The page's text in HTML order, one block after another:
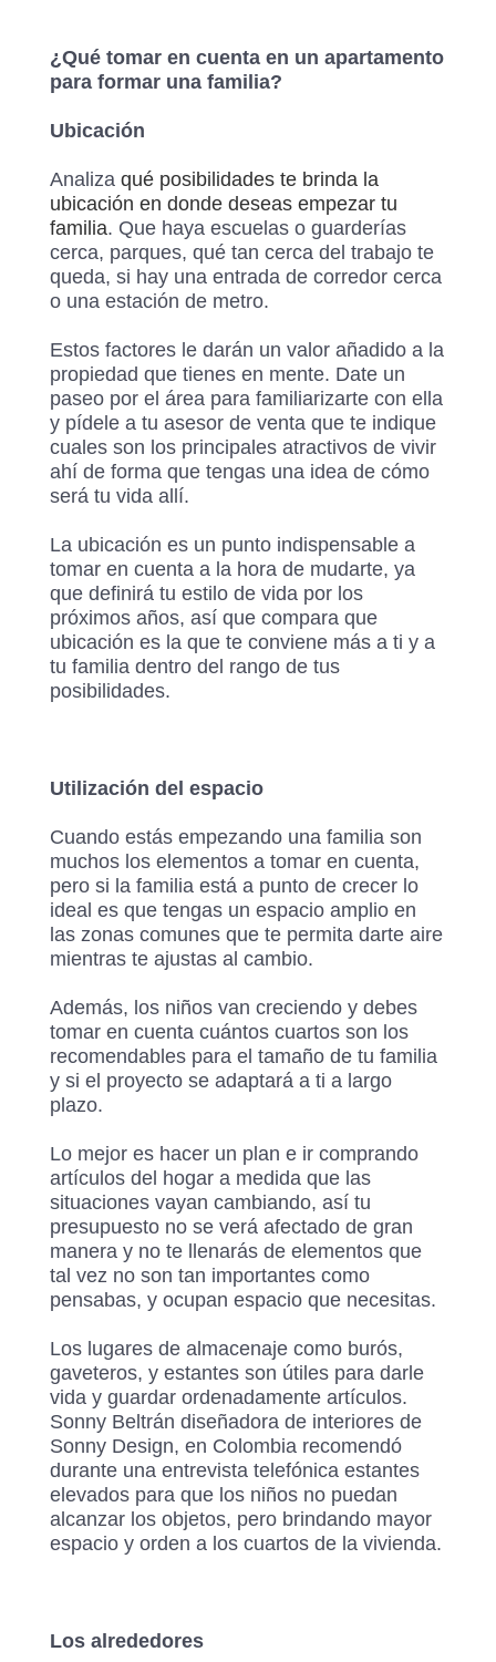
¿Qué tomar en cuenta en un apartamento
para formar una familia?
Ubicación
Analiza qué posibilidades te brinda la
ubicación en donde deseas empezar tu
familia. Que haya escuelas o guarderías
cerca, parques, qué tan cerca del trabajo te
queda, si hay una entrada de corredor cerca
o una estación de metro.
Estos factores le darán un valor añadido a la
propiedad que tienes en mente. Date un
paseo por el área para familiarizarte con ella
y pídele a tu asesor de venta que te indique
cuales son los principales atractivos de vivir
ahí de forma que tengas una idea de cómo
será tu vida allí.
La ubicación es un punto indispensable a
tomar en cuenta a la hora de mudarte, ya
que definirá tu estilo de vida por los
próximos años, así que compara que
ubicación es la que te conviene más a ti y a
tu familia dentro del rango de tus
posibilidades.
Utilización del espacio
Cuando estás empezando una familia son
muchos los elementos a tomar en cuenta,
pero si la familia está a punto de crecer lo
ideal es que tengas un espacio amplio en
las zonas comunes que te permita darte aire
mientras te ajustas al cambio.
Además, los niños van creciendo y debes
tomar en cuenta cuántos cuartos son los
recomendables para el tamaño de tu familia
y si el proyecto se adaptará a ti a largo
plazo.
Lo mejor es hacer un plan e ir comprando
artículos del hogar a medida que las
situaciones vayan cambiando, así tu
presupuesto no se verá afectado de gran
manera y no te llenarás de elementos que
tal vez no son tan importantes como
pensabas, y ocupan espacio que necesitas.
Los lugares de almacenaje como burós,
gaveteros, y estantes son útiles para darle
vida y guardar ordenadamente artículos.
Sonny Beltrán diseñadora de interiores de
Sonny Design, en Colombia recomendó
durante una entrevista telefónica estantes
elevados para que los niños no puedan
alcanzar los objetos, pero brindando mayor
espacio y orden a los cuartos de la vivienda.
Los alrededores